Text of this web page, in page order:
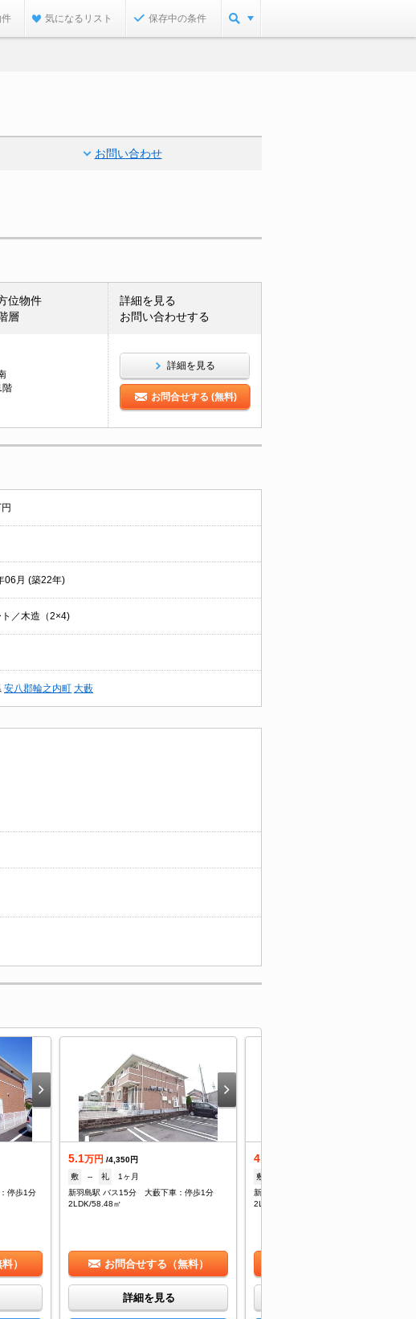
気になるリスト 保存中の条件
お問い合わせ
位物件
層
詳細を見る
お問い合わせする
階
詳細を見る
お問合せする (無料)
06月 (築22年)
ト／木造（2×4)
安八郡輪之内町 大藪
停歩1分
）
5.1万円 /4,350円
敷
-- 礼
1ヶ月
新羽島駅 バス15分 大藪下車：停歩1分
2LDK/58.48㎡
お問合せする（無料）
詳細を見る
4.9
敷
新羽島駅 バス15分 大藪下車：停歩1分
2LDK/58.48㎡